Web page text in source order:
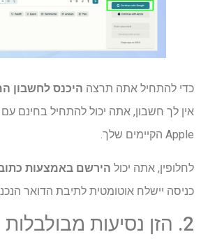
כדי להתחיל אתה תרצה היכנס לחשבון
Apple הקיימים שלך.
לחלופין, אתה יכול הירשם באמצעות
כניסה יישלח אוטומטית לתיבת הדואר
2. הזן נסיעות מבולבלות